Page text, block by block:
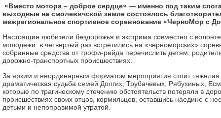
«Вместо мотора – доброе сердце» — именно под таким
выходные на смолевичской земле состоялось
межрегиональное спортивное соревнование «ЧерноМор с
Настоящие любители бездорожья и экстрима совместно с
молодежи в четвертый раз встретились на «черноморских»
собранные средства от трофи-рейда перечислить детям,
дорожно-транспортных происшествиях.
За ярким и неординарным форматом мероприятия стоит
драматическая судьба семей Долгих, Трубачевых, Рябухиных,
которые по трагическому стечению обстоятельств потеряли в
происшествиях своих отцов, кормильцев, оставшись наедине с
детьми и непоправимой утратой.